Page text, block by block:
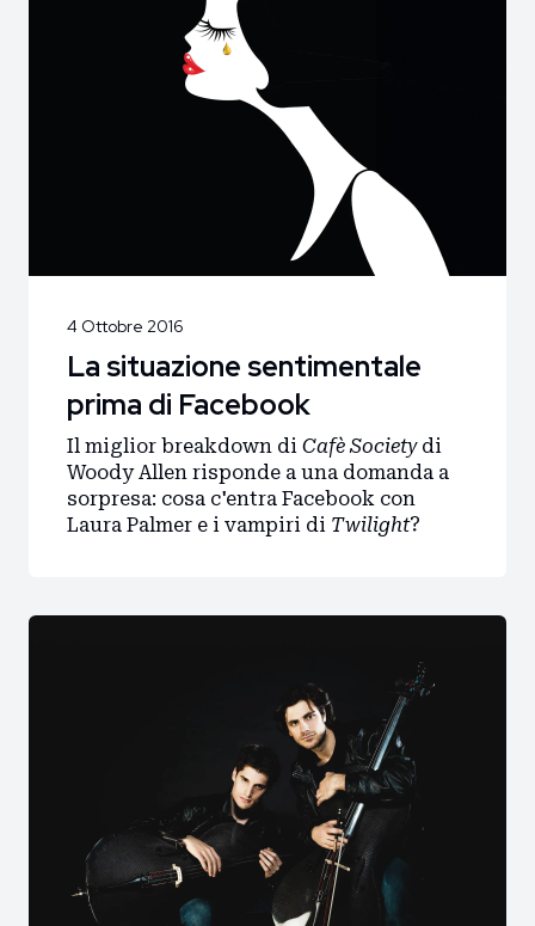
4 Ottobre 2016
La situazione sentimentale
prima di Facebook
Il miglior breakdown di Cafè Societydi
Woody Allen risponde a una domanda a
sorpresa: cosa c'entra Facebook con
Laura Palmer e i vampiri di Twilight?